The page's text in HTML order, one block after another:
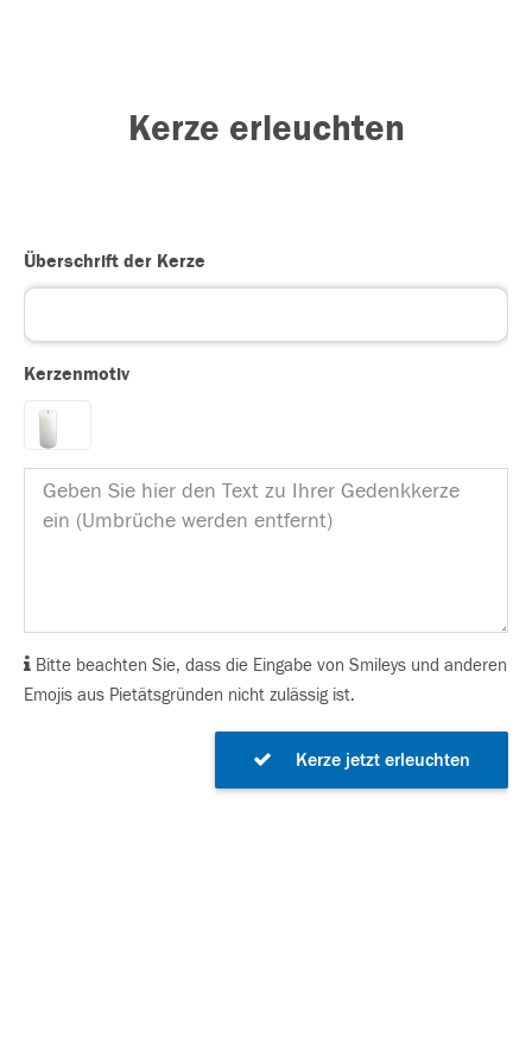
Kerze erleuchten
Überschrift der Kerze
Kerzenmotiv
Bitte beachten Sie, dass die Eingabe von Smileys und anderen
Emojis aus Pietätsgründen nicht zulässig ist.
Kerze jetzt erleuchten